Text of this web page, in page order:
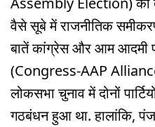
वैसे सूबे में राजनीतिक
बातें कांग्रेस और आम आदमी
(Congress-AAP
लोकसभा चुनाव में दोनों
गठबंधन हुआ था. हालांकि,